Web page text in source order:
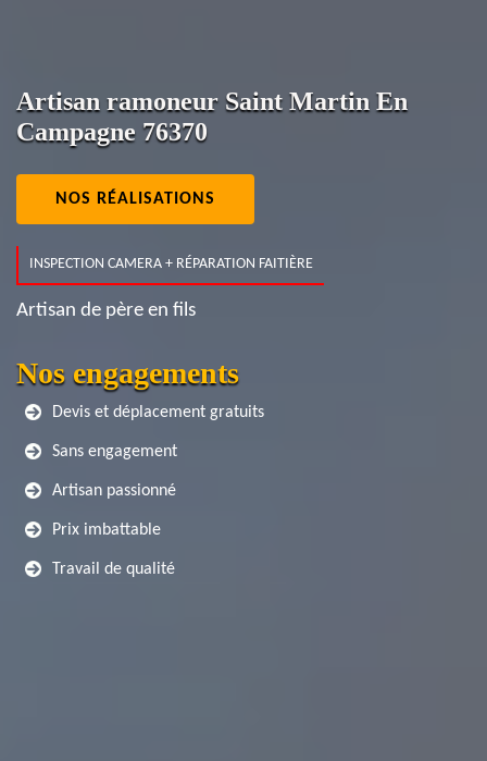
Artisan ramoneur Saint Martin En
Campagne 76370
NOS RÉALISATIONS
INSPECTION CAMERA + RÉPARATION FAITIÈRE
Artisan de père en fils
Nos engagements
Devis et déplacement gratuits
Sans engagement
Artisan passionné
Prix imbattable
Travail de qualité